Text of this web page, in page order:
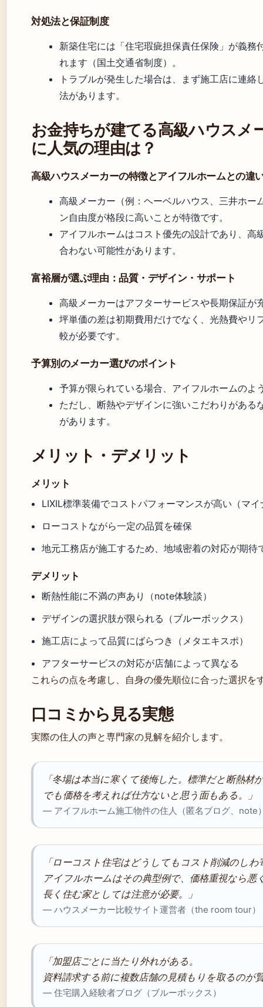
対処法と保証制度
新築住宅には「住宅瑕疵担保責任保険」が義
れます（国土交通省制度）。
トラブルが発生した場合は、まず施工店に連
法があります。
お金持ちが建てる高級ハウスメ
に人気の理由は？
高級ハウスメーカーの特徴とアイフルホームとの違
高級メーカー（例：ヘーベルハウス、三井ホ
ン自由度が格段に高いことが特徴です。
アイフルホームはコスト優先の設計であり、
合わない可能性があります。
富裕層が選ぶ理由：品質・デザイン・サポート
高級メーカーはアフターサービスや長期保証
坪単価の差は初期費用だけでなく、光熱費や
較が必要です。
予算別のメーカー選びのポイント
予算が限られている場合、アイフルホームの
ただし、断熱やデザインに強いこだわりがあ
があります。
メリット・デメリット
メリット
LIXIL標準装備でコストパフォーマンスが高い（マ
ローコストながら一定の品質を確保
地元工務店が施工するため、地域密着の対応が期待
デメリット
断熱性能に不満の声あり（note体験談）
デザインの選択肢が限られる（ブルーボックス）
施工店によって品質にばらつき（メタエキスポ）
アフターサービスの対応が店舗によって異なる
これらの点を考慮し、自身の優先順位に合った選択を
口コミから見る実態
実際の住人の声と専門家の見解を紹介します。
「冬場は本当に寒くて後悔した。標準だと断熱材
でも価格を考えれば仕方ないと思う面もある。」
— アイフルホーム施工物件の住人（匿名ブログ、note
「ローコスト住宅はどうしてもコスト削減のし
アイフルホームはその典型例で、価格重視なら悪
長く住む家としては注意が必要。」
— ハウスメーカー比較サイト運営者（the room tour）
「加盟店ごとに当たり外れがある。
資料請求する前に複数店舗の見積もりを取るのが
— 住宅購入経験者ブログ（ブルーボックス）